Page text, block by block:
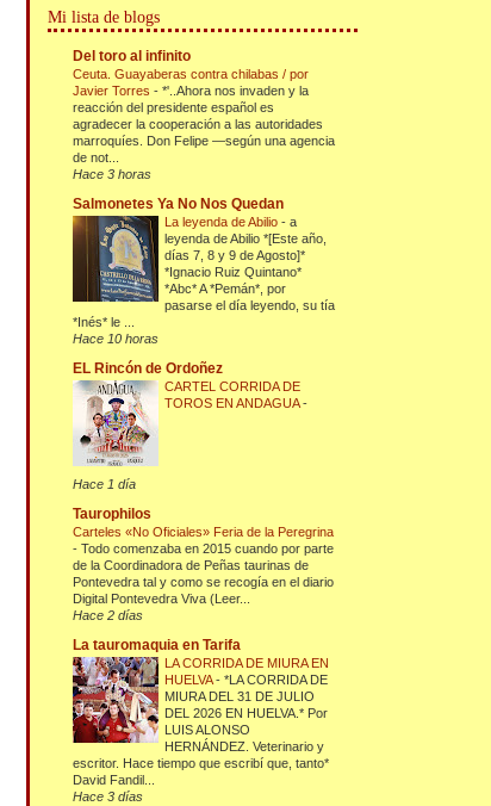
Mi lista de blogs
Del toro al infinito
Ceuta. Guayaberas contra chilabas / por
Javier Torres-*'..Ahora nos invaden y la
reacción del presidente español es
agradecer la cooperación a las autoridades
marroquíes. Don Felipe —según una agencia
de not...
Hace 3 horas
Salmonetes Ya No Nos Quedan
La leyenda de Abilio-a
leyenda de Abilio *[Este año,
días 7, 8 y 9 de Agosto]*
*Ignacio Ruiz Quintano*
*Abc* A *Pemán*, por
pasarse el día leyendo, su tía
*Inés* le ...
Hace 10 horas
EL Rincón de Ordoñez
CARTEL CORRIDA DE
TOROS EN ANDAGUA-
Hace 1 día
Taurophilos
Carteles «No Oficiales» Feria de la Peregrina
-Todo comenzaba en 2015 cuando por parte
de la Coordinadora de Peñas taurinas de
Pontevedra tal y como se recogía en el diario
Digital Pontevedra Viva (Leer...
Hace 2 días
La tauromaquia en Tarifa
LA CORRIDA DE MIURA EN
HUELVA-*LA CORRIDA DE
MIURA DEL 31 DE JULIO
DEL 2026 EN HUELVA.* Por
LUIS ALONSO
HERNÁNDEZ. Veterinario y
escritor. Hace tiempo que escribí que, tanto*
David Fandil...
Hace 3 días